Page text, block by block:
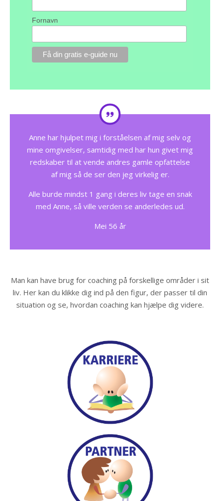
Fornavn
Anne har hjulpet mig i forståelsen af mig selv og
mine omgivelser, samtidig med har hun givet mig
redskaber til at vende andres gamle opfattelse
af mig så de ser den jeg virkelig er.
Alle burde mindst 1 gang i deres liv tage en snak
med Anne, så ville verden se anderledes ud.
Mei 56 år
Man kan have brug for coaching på forskellige områder i sit
liv. Her kan du klikke dig ind på den figur, der passer til din
situation og se, hvordan coaching kan hjælpe dig videre.